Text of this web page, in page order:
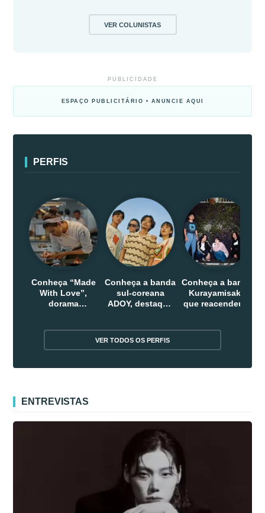
VER COLUNISTAS
PUBLICIDADE
ESPAÇO PUBLICITÁRIO • ANUNCIE AQUI
PERFIS
Conheça “Made
With Love”,
dorama
Conheça a banda
sul-coreana
ADOY, destaque
Conheça a banda
Kurayamisaka
que reacendeu o
VER TODOS OS PERFIS
ENTREVISTAS